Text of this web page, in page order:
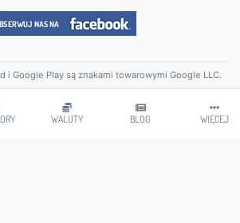
WALUTY BLOG WIĘCEJ
i Google Play są znakami towarowymi Google LLC.